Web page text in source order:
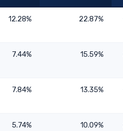
22.87%
12.28%
15.59%
7.44%
13.35%
7.84%
10.09%
5.74%